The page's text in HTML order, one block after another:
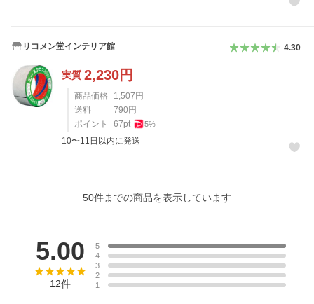
リコメン堂インテリア館 4.30
実質 2,230円
商品価格 1,507 円
送料
790 円
ポイント
67pt 5%
10〜11日以内に発送
50件までの商品を表示しています
5.00
12件
5
4
3
2
1